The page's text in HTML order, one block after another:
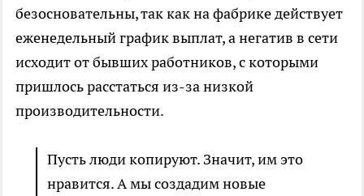
безосновательны, так как на фабрике действует
еженедельный график выплат, а негатив в сети
исходит от бывших работников, с которыми
пришлось расстаться из-за низкой
производительности.
Пусть люди копируют. Значит, им это
нравится. А мы создадим новые